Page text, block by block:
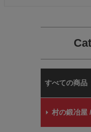
村の鍛冶屋本店
村の鍛冶屋